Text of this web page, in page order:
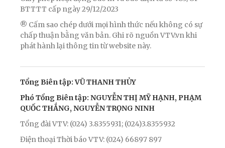
BTTTT cấp ngày 29/12/2023
® Cấm sao chép dưới mọi hình thức nếu không có sự
chấp thuận bằng văn bản. Ghi rõ nguồn VTV.vn khi
phát hành lại thông tin từ website này.
Tổng Biên tập: VŨ THANH THỦY
Phó Tổng Biên tập: NGUYỄN THỊ MỸ HẠNH, PHẠM
QUỐC THẮNG, NGUYỄN TRỌNG NINH
Tổng đài VTV: (024) 3.8355931; (024)3.8355932
Điện thoại Thời báo VTV: (024) 66897 897